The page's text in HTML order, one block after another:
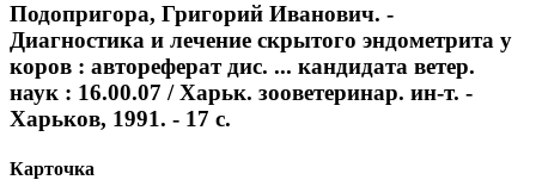
Подопригора, Григорий Иванович. -
Диагностика и лечение скрытого эндометрита у
коров : автореферат дис. ... кандидата ветер.
наук : 16.00.07 / Харьк. зооветеринар. ин-т. -
Харьков, 1991. - 17 с.
Карточка